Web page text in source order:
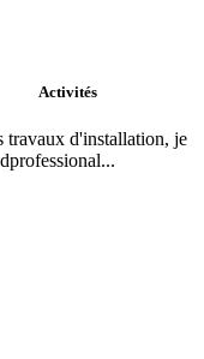
Activités
travaux d'installation, je